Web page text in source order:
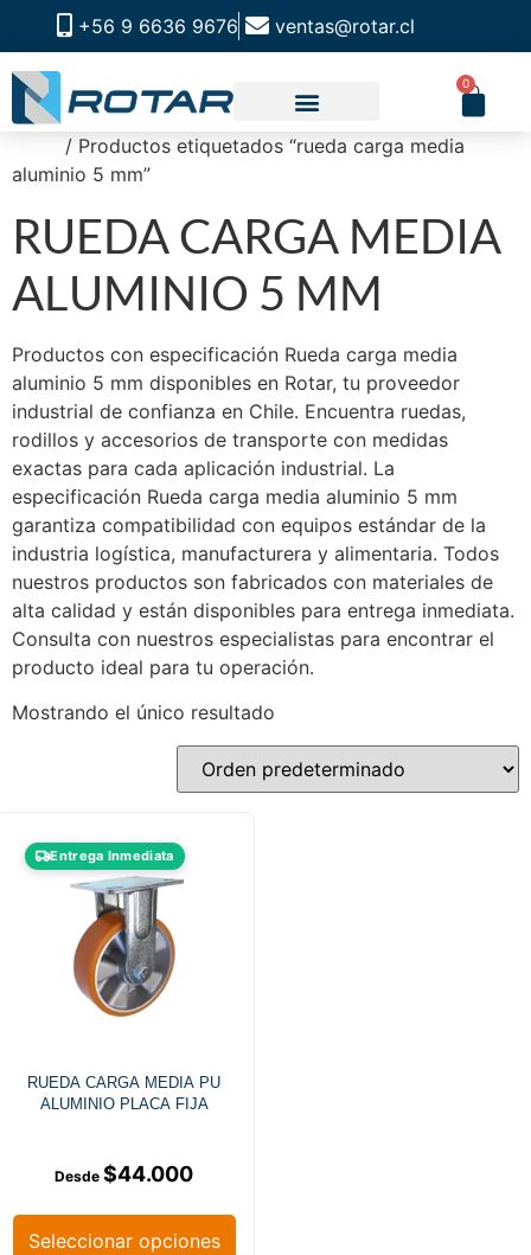
+56 9 6636 9676 ventas@rotar.cl
0
/ Productos etiquetados “rueda carga media
aluminio 5 mm”
RUEDA CARGA MEDIA
ALUMINIO 5 MM
Productos con especificación Rueda carga media
aluminio 5 mm disponibles en Rotar, tu proveedor
industrial de confianza en Chile. Encuentra ruedas,
rodillos y accesorios de transporte con medidas
exactas para cada aplicación industrial. La
especificación Rueda carga media aluminio 5 mm
garantiza compatibilidad con equipos estándar de la
industria logística, manufacturera y alimentaria. Todos
nuestros productos son fabricados con materiales de
alta calidad y están disponibles para entrega inmediata.
Consulta con nuestros especialistas para encontrar el
producto ideal para tu operación.
Mostrando el único resultado
Entrega Inmediata
RUEDA CARGA MEDIA PU
ALUMINIO PLACA FIJA
$44.000
Seleccionar opciones